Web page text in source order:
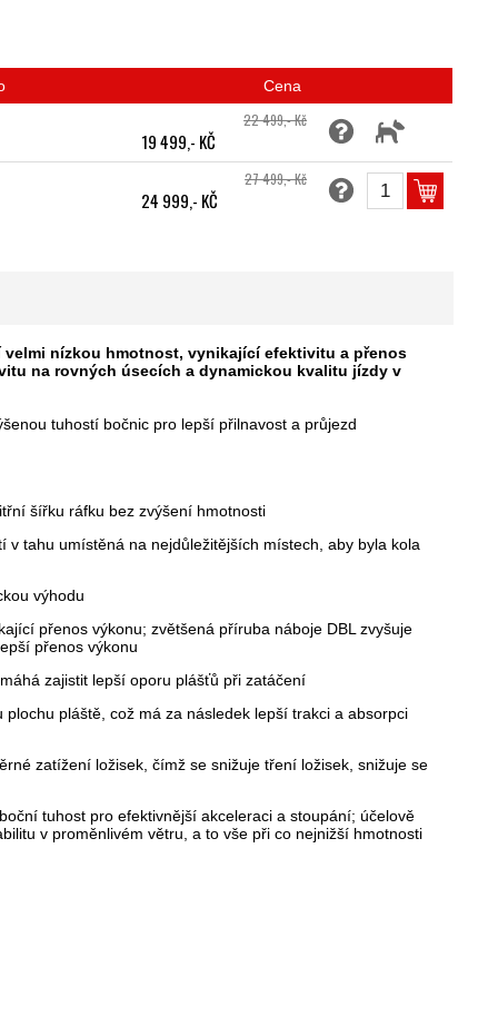
Cena
22 499,- Kč
19 499,- KČ
27 499,- Kč
24 999,- KČ
velmi nízkou hmotnost, vynikající efektivitu a přenos
na rovných úsecích a dynamickou kvalitu jízdy v
tuhostí bočnic pro lepší přilnavost a průjezd
šířku ráfku bez zvýšení hmotnosti
tahu umístěná na nejdůležitějších místech, aby byla kola
výhodu
přenos výkonu; zvětšená příruba náboje DBL zvyšuje
přenos výkonu
zajistit lepší oporu plášťů při zatáčení
pláště, což má za následek lepší trakci a absorpci
zatížení ložisek, čímž se snižuje tření ložisek, snižuje se
tuhost pro efektivnější akceleraci a stoupání; účelově
v proměnlivém větru, a to vše při co nejnižší hmotnosti